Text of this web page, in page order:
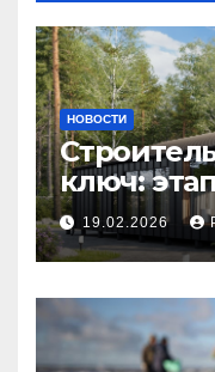
НОВОСТИ
ключ:
19.02.2026